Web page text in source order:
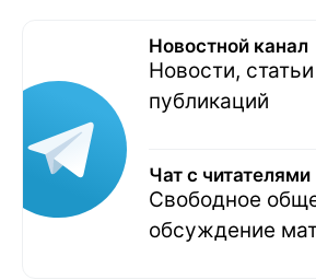
Новостной канал
Новости,
публикаций
Чат с читателями
Свободное
обсуждение